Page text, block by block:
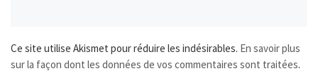
Ce site utilise Akismet pour réduire les indésirables. En savoir plus
sur la façon dont les données de vos commentaires sont traitées.